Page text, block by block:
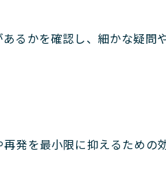
るかを確認し、細かな疑問
発を最小限に抑えるための